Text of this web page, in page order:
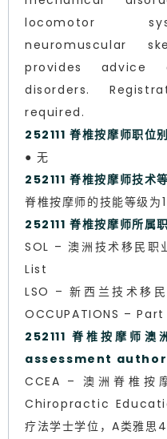
locomotor
neuromuscular
provides advice
disorders.
required.
252111 脊椎按摩师职位
● 无
252111 脊椎按摩师技
脊椎按摩师的技能等级
252111 脊椎按摩师所属
SOL – 澳洲技术移民
List
LSO – 新西兰技术移
OCCUPATIONS – Part
252111 脊椎按摩师
assessment
CCEA – 澳洲脊椎
Chiropractic
疗法学士学位，A类雅思4